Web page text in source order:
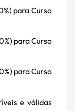
para Curso
para Curso
para Curso
e válidas